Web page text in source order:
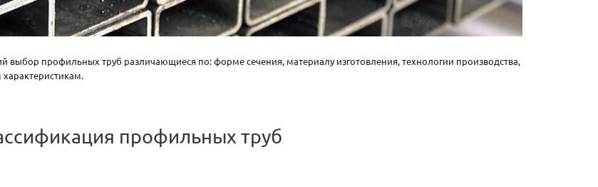
выбор профильных труб различающиеся по: форме сечения, материалу изготовления, технологии производства,
профильных труб